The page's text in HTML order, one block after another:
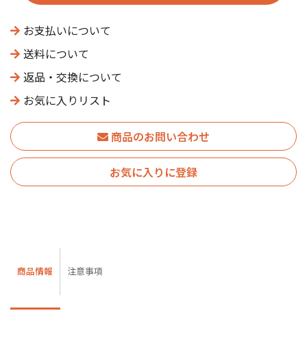
お支払いについて
送料について
返品・交換について
お気に入りリスト
商品のお問い合わせ
お気に入りに登録
商品情報 注意事項